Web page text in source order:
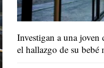
Investigan a una joven
el hallazgo de su